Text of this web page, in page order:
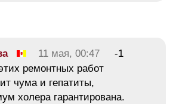
11 мая, 00:47
-1
ремонтных работ
чума и гепатиты,
холера гарантирована.